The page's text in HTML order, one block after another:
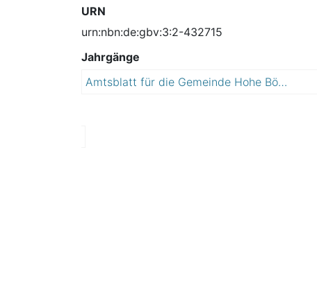
URN
urn:nbn:de:gbv:3:2-432715
Jahrgänge
Amtsblatt für die Gemeinde Hohe Börde